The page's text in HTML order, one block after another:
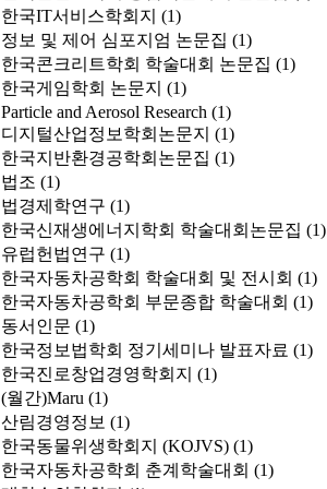
한국IT서비스학회지 (1)
정보 및 제어 심포지엄 논문집 (1)
한국콘크리트학회 학술대회 논문집 (1)
한국게임학회 논문지 (1)
Particle and Aerosol Research (1)
디지털산업정보학회논문지 (1)
한국지반환경공학회논문집 (1)
법조 (1)
법경제학연구 (1)
한국신재생에너지학회 학술대회논문집 (1)
유럽헌법연구 (1)
한국자동차공학회 학술대회 및 전시회 (1)
한국자동차공학회 부문종합 학술대회 (1)
동서인문 (1)
한국정보법학회 정기세미나 발표자료 (1)
한국진로창업경영학회지 (1)
(월간)Maru (1)
산림경영정보 (1)
한국동물위생학회지 (KOJVS) (1)
한국자동차공학회 춘계학술대회 (1)